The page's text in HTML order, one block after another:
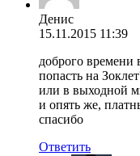
Денис
15.11.2015 11:39
доброго времени
попасть на
или в выходной
и опять же,
спасибо
Ответить